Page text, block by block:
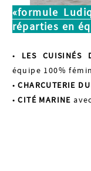
«formule
réparties en
• LES CUISINÉS
équipe 100%
•CHARCUTERIE
•CITÉ MARINE